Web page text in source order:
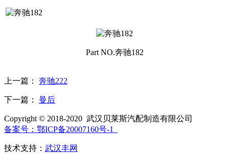
Part NO.奔驰182
上一篇： 奔驰222
下一篇： 曼后
Copyright © 2018-2020 武汉贝莱斯汽配制造有限公司
备案号：鄂ICP备20007160号-1
技术支持： 武汉丰网